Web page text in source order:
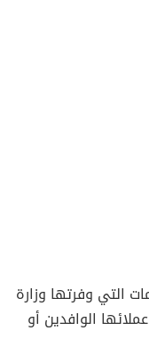
التي وفرتها وزارة
الوافدين أو